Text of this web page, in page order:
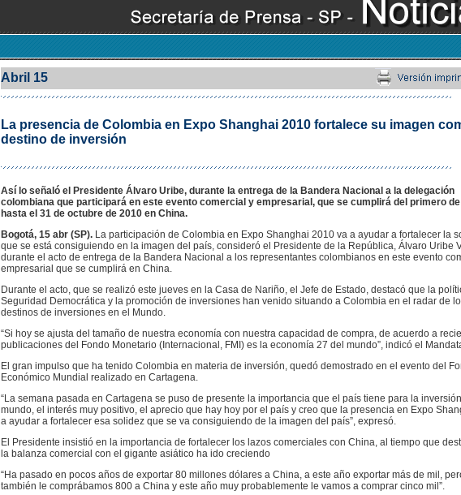
Abril 15
La presencia de Colombia en Expo Shanghai 2010 fortalece su imagen
destino de inversión
Así lo señaló el Presidente Álvaro Uribe, durante la entrega de la Bandera Nacional a la delegación
colombiana que participará en este evento comercial y empresarial, que se cumplirá del primero
hasta el 31 de octubre de 2010 en China.
Bogotá, 15 abr (SP). La participación de Colombia en Expo Shanghai 2010 va a ayudar a fortalecer la
que se está consiguiendo en la imagen del país, consideró el Presidente de la República, Álvaro Uribe
durante el acto de entrega de la Bandera Nacional a los representantes colombianos en este evento
empresarial que se cumplirá en China.
Durante el acto, que se realizó este jueves en la Casa de Nariño, el Jefe de Estado, destacó que la
Seguridad Democrática y la promoción de inversiones han venido situando a Colombia en el radar de
destinos de inversiones en el Mundo.
“Si hoy se ajusta del tamaño de nuestra economía con nuestra capacidad de compra, de acuerdo a
publicaciones del Fondo Monetario (Internacional, FMI) es la economía 27 del mundo”, indicó el
El gran impulso que ha tenido Colombia en materia de inversión, quedó demostrado en el evento del
Económico Mundial realizado en Cartagena.
“La semana pasada en Cartagena se puso de presente la importancia que el país tiene para la inversión
mundo, el interés muy positivo, el aprecio que hay hoy por el país y creo que la presencia en Expo
a ayudar a fortalecer esa solidez que se va consiguiendo de la imagen del país”, expresó.
El Presidente insistió en la importancia de fortalecer los lazos comerciales con China, al tiempo que
la balanza comercial con el gigante asiático ha ido creciendo
“Ha pasado en pocos años de exportar 80 millones dólares a China, a este año exportar más de mil,
también le comprábamos 800 a China y este año muy probablemente le vamos a comprar cinco mil”.